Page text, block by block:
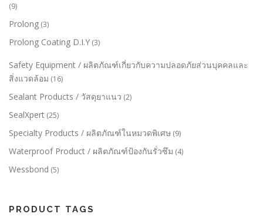
(9)
Prolong (3)
Prolong Coating D.I.Y (3)
Safety Equipment / ผลิตภัณฑ์เกี่ยวกับความปลอดภัยส่วนบุคคลและ
สิ่งแวดล้อม (16)
Sealant Products / วัสดุยาแนว (2)
SealXpert (25)
Specialty Products / ผลิตภัณฑ์ในหมวดพิเศษ (9)
Waterproof Product / ผลิตภัณฑ์ป้องกันรั่วซึม (4)
Wessbond (5)
PRODUCT TAGS